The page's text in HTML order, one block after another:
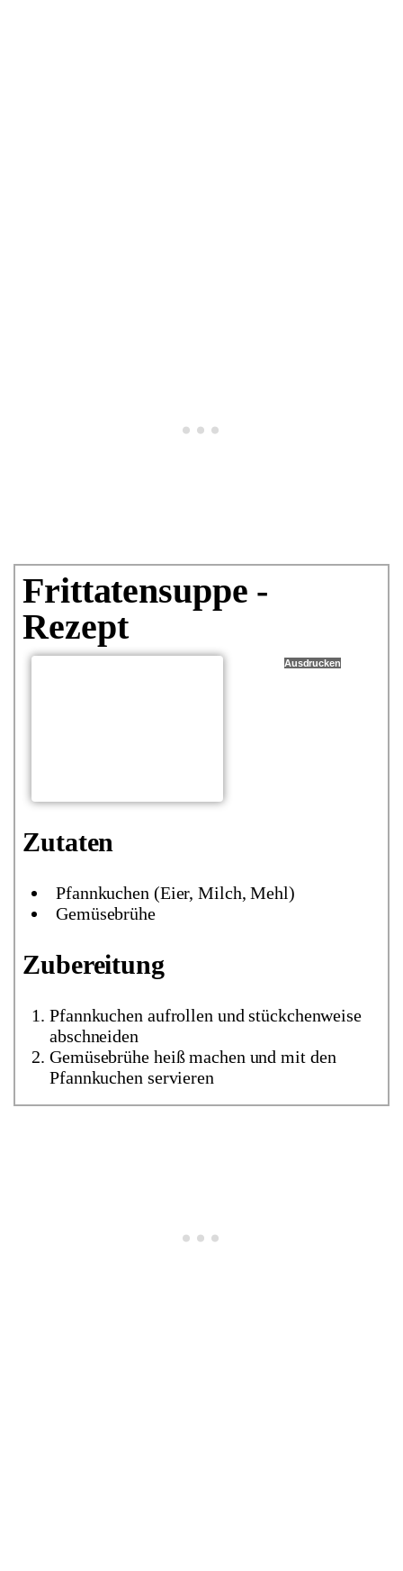
Frittatensuppe -
Rezept
Ausdrucken
Zutaten
Pfannkuchen (Eier, Milch, Mehl)
Gemüsebrühe
Zubereitung
Pfannkuchen aufrollen und stückchenweise
abschneiden
Gemüsebrühe heiß machen und mit den
Pfannkuchen servieren